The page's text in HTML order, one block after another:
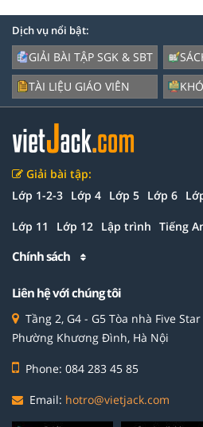
Dịch vụ nổi bật:
GIẢI BÀI TẬP SGK & SBT
TÀI LIỆU GIÁO VIÊN
Giải bài tập:
Lớp 1-2-3 Lớp 4 Lớp 5 Lớp 6
Lớp 11 Lớp 12 Lập trình Tiếng
Chính sách
Liên hệ với chúng tôi
Tầng 2, G4 - G5 Tòa nhà Five
Phường Khương Đình, Hà Nội
Phone: 084 283 45 85
Email: hotro@vietjack.com